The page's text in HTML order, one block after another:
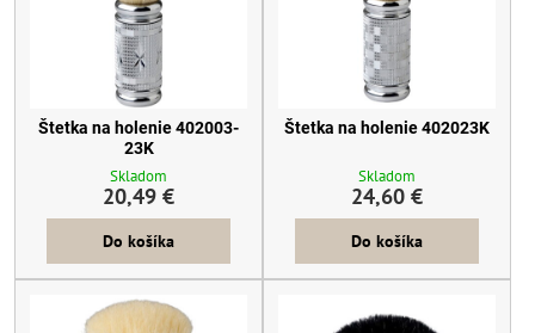
Štetka na holenie 402003-
23K
Skladom
20,49 €
Do košíka
Štetka na holenie 402023K
Skladom
24,60 €
Do košíka